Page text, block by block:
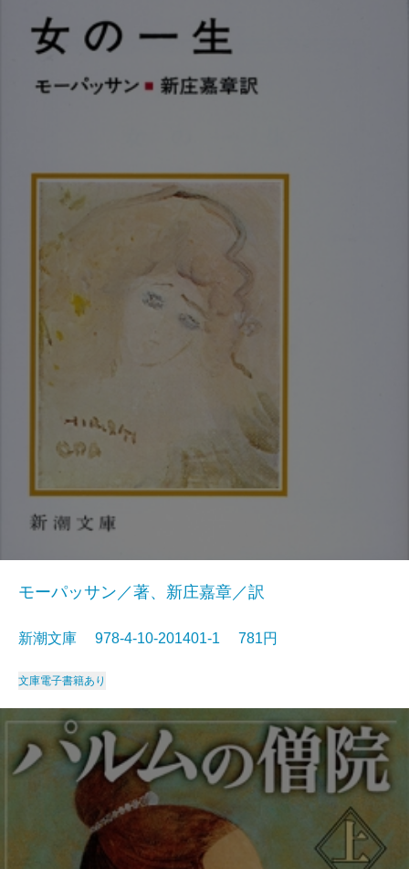
モーパッサン／著、新庄嘉章／訳
新潮文庫 978-4-10-201401-1 781円
文庫電子書籍あり